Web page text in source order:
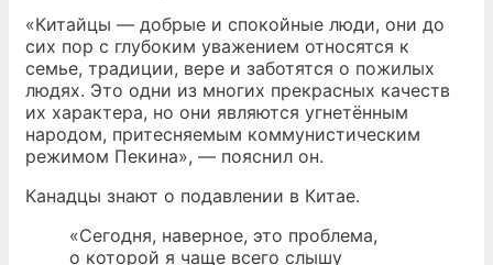
«Китайцы — добрые и спокойные люди, они до
сих пор с глубоким уважением относятся к
семье, традиции, вере и заботятся о пожилых
людях. Это одни из многих прекрасных качеств
их характера, но они являются угнетённым
народом, притесняемым коммунистическим
режимом Пекина», — пояснил он.
Канадцы знают о подавлении в Китае.
«Сегодня, наверное, это проблема,
о которой я чаще всего слышу